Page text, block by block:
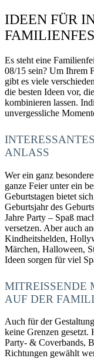
IDEEN FÜR
Es steht eine
08/15 sein? Um Ihrem
gibt es viele
die besten Ideen vor,
kombinieren lassen.
unvergessliche
ANLASS
Wer ein ganz
ganze Feier unter ein
Geburtstagen bietet
Geburtsjahr des
Jahre Party – Spaß
versetzen. Aber auch
Kindheitshelden,
Märchen, Halloween,
Ideen sorgen für viel
MITREISSENDE
UF DER
Auch für der
keine Grenzen
Party- & Coverbands,
Richtungen gewählt